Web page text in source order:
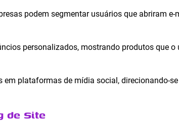
podem segmentar usuários que abriram
personalizados, mostrando produtos que
em plataformas de mídia social, direcionando-
de Site